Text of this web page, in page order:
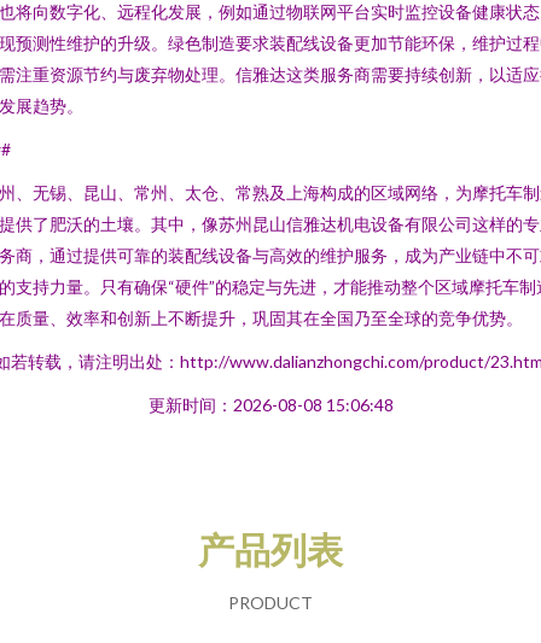
将向数字化、远程化发展，例如通过物联网平台实时监控设备健康状
预测性维护的升级。绿色制造要求装配线设备更加节能环保，维护过
注重资源节约与废弃物处理。信雅达这类服务商需要持续创新，以适
展趋势。
、无锡、昆山、常州、太仓、常熟及上海构成的区域网络，为摩托车
供了肥沃的土壤。其中，像苏州昆山信雅达机电设备有限公司这样的
商，通过提供可靠的装配线设备与高效的维护服务，成为产业链中不
支持力量。只有确保“硬件”的稳定与先进，才能推动整个区域摩托车制
质量、效率和创新上不断提升，巩固其在全国乃至全球的竞争优势。
若转载，请注明出处：http://www.dalianzhongchi.com/product/
更新时间：2026-08-08 15:06:48
产品列表
PRODUCT